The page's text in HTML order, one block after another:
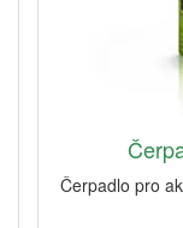
Čerpadlo pro